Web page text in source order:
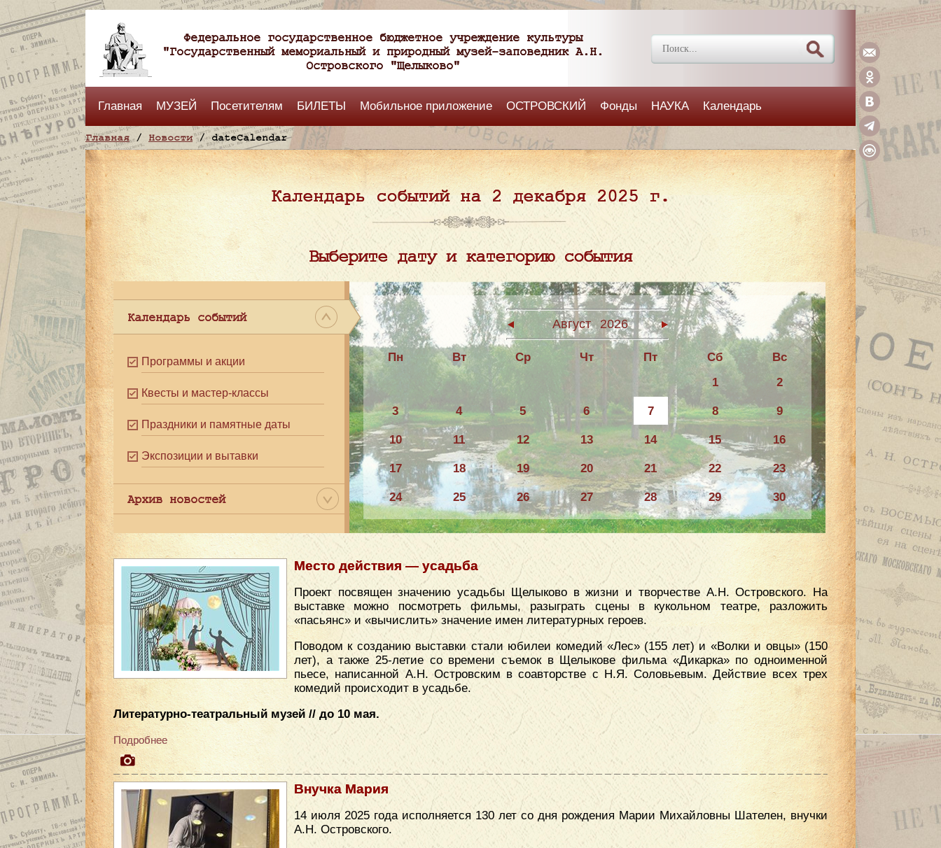
Федеральное государственное бюджетное учреждение культуры
"Государственный мемориальный и природный музей-заповедник А.Н.
Островского "Щелыково"
Главная МУЗЕЙ Посетителям БИЛЕТЫ Мобильное приложение ОСТРОВСКИЙ Фонды НАУКА Календарь
Главная/ Новости/ dateCalendar
Календарь событий на 2 декабря 2025 г.
Выберите дату и категорию события
Календарь событий
Программы и акции
Квесты и мастер-классы
Праздники и памятные даты
Экспозиции и вытавки
Архив новостей
Август 2026
Пн Вт Ср Чт Пт Сб
Вс
1
2
3 4 5 6 7 8 9
10 11 12 13 14 15 16
17 18 19 20 21 22 23
24 25 26 27 28 29 30
31
Место действия — усадьба
Проект посвящен значению усадьбы Щелыково в жизни и творчестве А.Н. Островского. На
выставке можно посмотреть фильмы, разыграть сцены в кукольном театре, разложить
«пасьянс» и «вычислить» значение имен литературных героев.
Поводом к созданию выставки стали юбилеи комедий «Лес» (155 лет) и «Волки и овцы» (150
лет), а также 25-летие со времени съемок в Щелыкове фильма «Дикарка» по одноименной
пьесе, написанной А.Н. Островским в соавторстве с Н.Я. Соловьевым. Действие всех трех
комедий происходит в усадьбе.
Литературно-театральный музей // до 10 мая.
Подробнее
Внучка Мария
14 июля 2025 года исполняется 130 лет со дня рождения Марии Михайловны Шателен, внучки
А.Н. Островского.